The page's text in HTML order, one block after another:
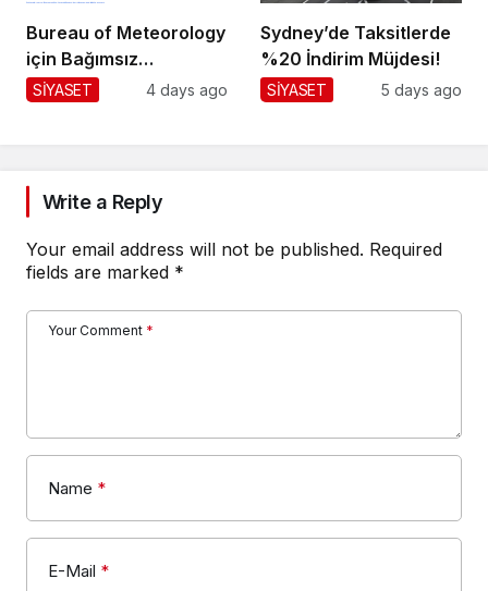
Bureau of Meteorology
için Bağımsız
Değerlendirme!
SİYASET 4 days ago
Sydney’de Taksitlerde
%20 İndirim Müjdesi!
SİYASET 5 days ago
Write a Reply
Your email address will not be published. Required
fields are marked *
Your Comment *
Name *
E-Mail *